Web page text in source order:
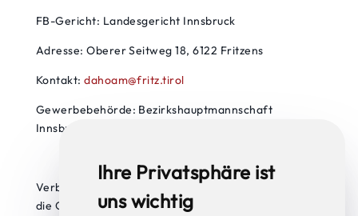
Ihre Privatsphäre ist
uns wichtig
FB-Gericht: Landesgericht Innsbruck
Adresse: Oberer Seitweg 18, 6122 Fritzens
Kontakt:dahoam@fritz.tirol
Gewerbebehörde: Bezirkshauptmannschaft
Innsbruck
Verbraucher haben die Möglichkeit, Beschwerden an
die Online Streitbeilegungsplattform der EU zu